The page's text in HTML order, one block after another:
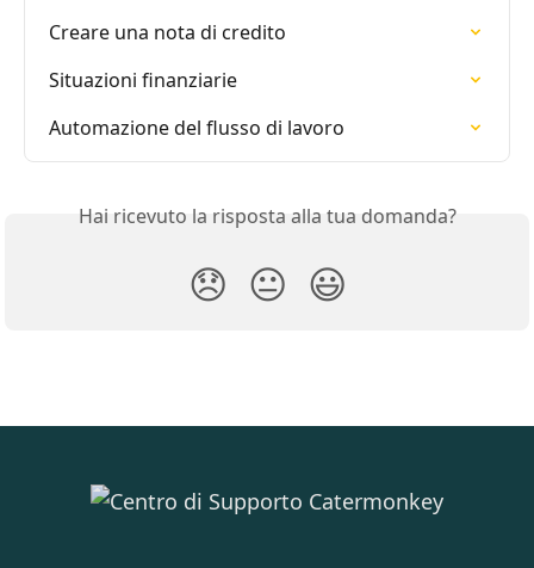
Creare una nota di credito
Situazioni finanziarie
Automazione del flusso di lavoro
Hai ricevuto la risposta alla tua domanda?
😞 😐 😃